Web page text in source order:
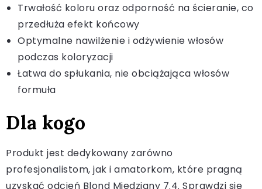
Trwałość koloru oraz odporność na ścieranie, co
przedłuża efekt końcowy
Optymalne nawilżenie i odżywienie włosów
podczas koloryzacji
Łatwa do spłukania, nie obciążająca włosów
formuła
Dla kogo
Produkt jest dedykowany zarówno
profesjonalistom, jak i amatorkom, które pragną
uzyskać odcień Blond Miedziany 7.4. Sprawdzi się